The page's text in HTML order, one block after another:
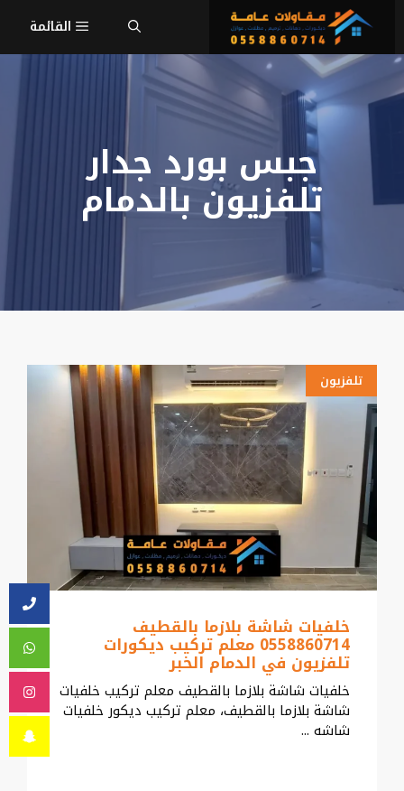
المحتوى
القائمة
جبس بورد جدار
تلفزيون بالدمام
تلفزيون
خلفيات شاشة بلازما بالقطيف
0558860714 معلم تركيب ديكورات
تلفزيون في الدمام الخبر
خلفيات شاشة بلازما بالقطيف معلم تركيب خلفيات
شاشة بلازما بالقطيف، معلم تركيب ديكور خلفيات
شاشه ...